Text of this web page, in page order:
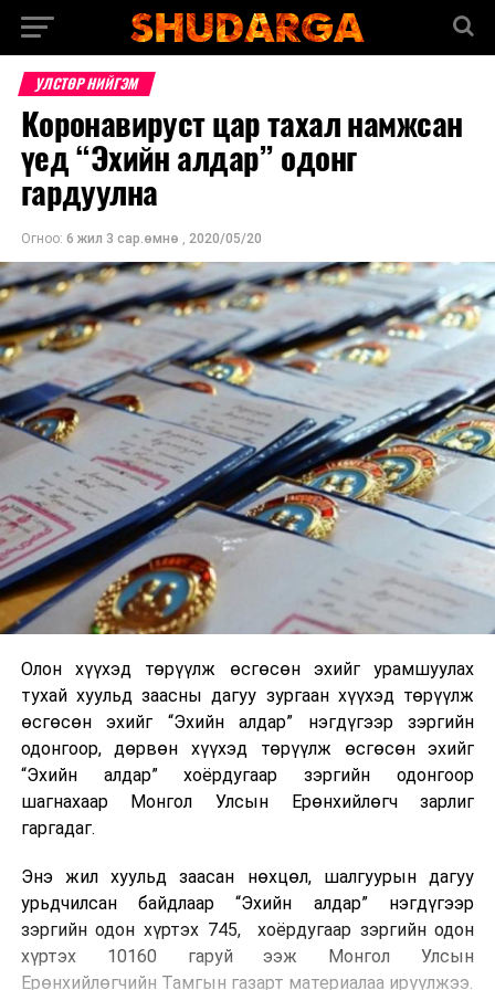
УЛСТӨР НИЙГЭМ
Коронавируст цар тахал намжсан
үед “Эхийн алдар” одонг
гардуулна
Огноо: 6 жил 3 сар.өмнө , 2020/05/20
Олон хүүхэд төрүүлж өсгөсөн эхийг урамшуулах
тухай хуульд заасны дагуу зургаан хүүхэд төрүүлж
өсгөсөн эхийг “Эхийн алдар” нэгдүгээр зэргийн
одонгоор, дөрвөн хүүхэд төрүүлж өсгөсөн эхийг
“Эхийн алдар” хоёрдугаар зэргийн одонгоор
шагнахаар Монгол Улсын Ерөнхийлөгч зарлиг
гаргадаг.
Энэ жил хуульд заасан нөхцөл, шалгуурын дагуу
урьдчилсан байдлаар “Эхийн алдар” нэгдүгээр
зэргийн одон хүртэх 745, хоёрдугаар зэргийн одон
хүртэх 10160 гаруй ээж Монгол Улсын
Ерөнхийлөгчийн Тамгын газарт материалаа ирүүлжээ.